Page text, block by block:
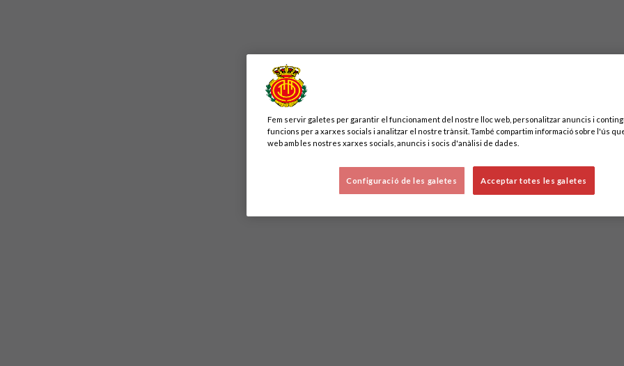
Fem servir galetes per garantir el funcionament del nostre lloc web, personalitzar anuncis i
funcions per a xarxes socials i analitzar el nostre trànsit. També compartim informació sobre l'ús
web amb les nostres xarxes socials, anuncis i socis d'anàlisi de dades.
Acceptar totes les galetes
Configuració de les galetes